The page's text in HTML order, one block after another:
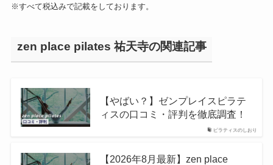
※すべて税込みで記載をしております。
zen place pilates 祐天寺の関連記事
ピラティスのしおり
【やばい？】ゼンプレイスピラテ
ィスの口コミ・評判を徹底調査！
【2026年8月最新】zen place